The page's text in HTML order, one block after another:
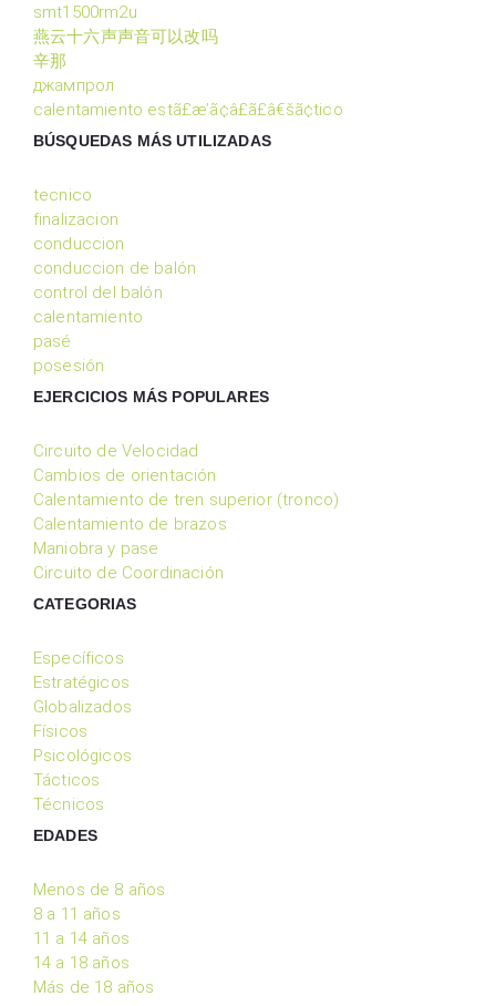
smt1500rm2u
燕云十六声声音可以改吗
辛那
джампрол
calentamiento estã£æ’ã¢â£ã£â€šã¢tico
BÚSQUEDAS MÁS UTILIZADAS
tecnico
finalizacion
conduccion
conduccion de balón
control del balón
calentamiento
pasé
posesión
EJERCICIOS MÁS POPULARES
Circuito de Velocidad
Cambios de orientación
Calentamiento de tren superior (tronco)
Calentamiento de brazos
Maniobra y pase
Circuito de Coordinación
CATEGORIAS
Específicos
Estratégicos
Globalizados
Físicos
Psicológicos
Tácticos
Técnicos
EDADES
Menos de 8 años
8 a 11 años
11 a 14 años
14 a 18 años
Más de 18 años